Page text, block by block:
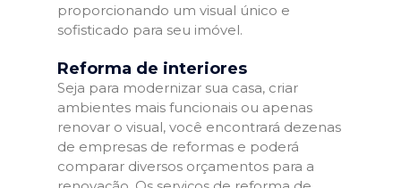
proporcionando um visual único e
sofisticado para seu imóvel.
Reforma de interiores
Seja para modernizar sua casa, criar
ambientes mais funcionais ou apenas
renovar o visual, você encontrará dezenas
de empresas de reformas e poderá
comparar diversos orçamentos para a